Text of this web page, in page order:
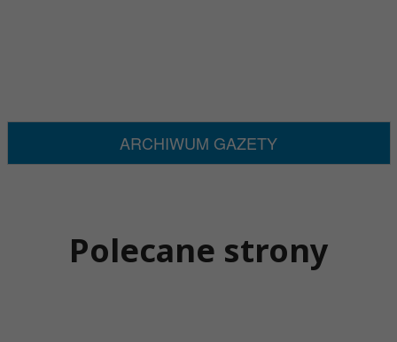
ARCHIWUM GAZETY
Polecane strony